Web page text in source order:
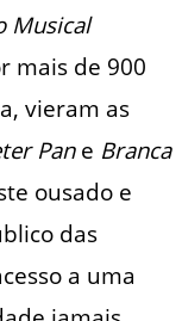
Musical
mais de 900
vieram as
Pane Branca
ousado e
das
a uma